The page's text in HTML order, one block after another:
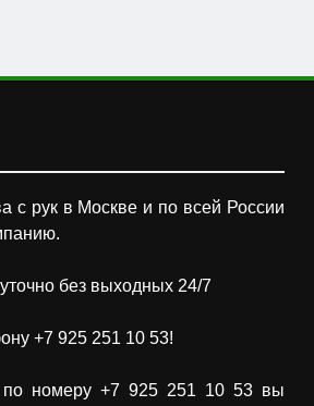
с рук в Москве и по всей России
без выходных 24/7
+7 925 251 10 53!
по номеру +7 925 251 10 53 вы